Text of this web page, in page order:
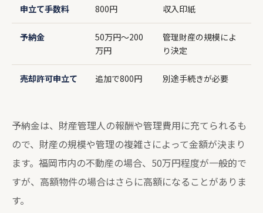
申立て手数料 800円 収入印紙
予納金
50万円〜200
万円
管理財産の規模によ
り決定
売却許可申立て 追加で800円 別途手続きが必要
予納金は、財産管理人の報酬や管理費用に充てられるも
ので、財産の規模や管理の複雑さによって金額が決まり
ます。福岡市内の不動産の場合、50万円程度が一般的で
すが、高額物件の場合はさらに高額になることがありま
す。